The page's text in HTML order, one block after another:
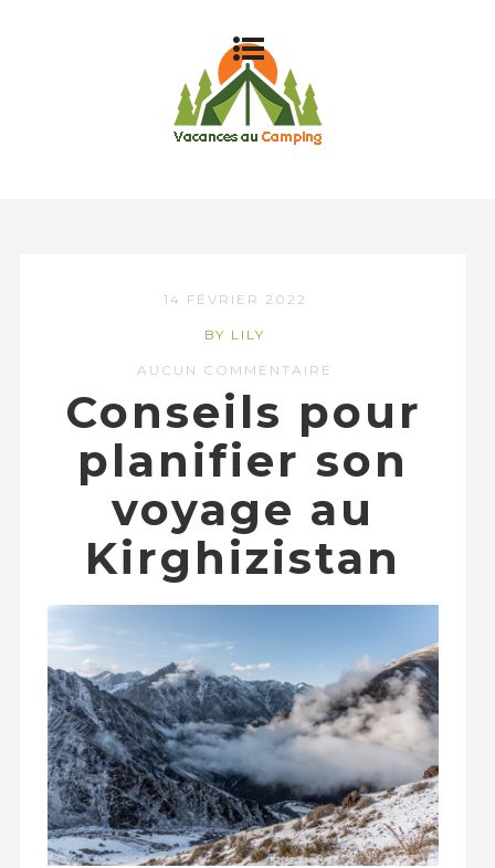
14 FÉVRIER 2022
BY LILY
AUCUN COMMENTAIRE
Conseils pour
planifier son
voyage au
Kirghizistan